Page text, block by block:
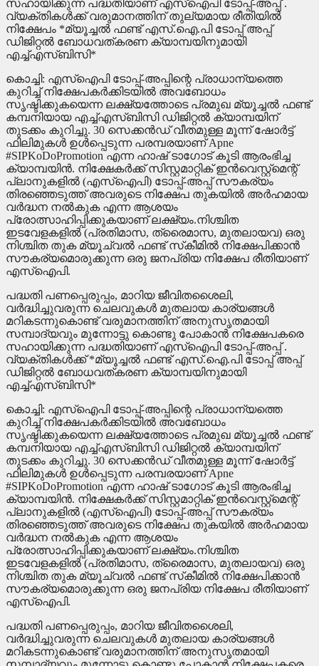
സഹായിക്കുന്ന പദ്ധതിയാണ് എസ്‌ഐപി ടോപ്പ്-അപ്പ് .
വ്യക്തികള്‍ക്ക് വരുമാനത്തിന് തുല്യമായ രീതിയില്‍
നിക്ഷേപം *മ്യൂച്ചല്‍ ഫണ്ട് എസ്.ഐ.പി ടോപ്പ് അപ്പ്
ഡിജിറ്റല്‍ ബോധവത്കരണ ക്യാമ്പയിനുമായി
എച്ച്എസ്ബിസി*
കൊച്ചി: എസ്‌ഐപി ടോപ്പ്-അപ്പിന്റെ പ്രാധാന്യത്തെ
കുറിച്ച് നിക്ഷേപകര്‍ക്കിടയില്‍ അവബോധം
സൃഷ്ടിക്കുകയെന്ന ലക്ഷ്യത്തോടെ പ്രമുഖ മ്യൂച്ചല്‍ ഫണ്ട്
കമ്പനിയായ എച്ച്എസ്ബിസി ഡിജിറ്റല്‍ ക്യാമ്പയിന്
തുടക്കം കുറിച്ചു. 30 സെക്കന്‍ഡ് വീതമുള്ള മൂന്ന് ഷോര്‍ട്ട്
ഫിലിമുകള്‍ ഉള്‍പ്പെടുന്ന പരമ്പരയാണ് Apne
#SIPKoDoPromotion എന്ന ഹാഷ് ടാഗോട് കൂടി ആരംഭിച്ച
ക്യാമ്പയിന്‍. നിക്ഷേകര്‍ക്ക് സിസ്റ്റമാറ്റിക് ഇന്‍വെസ്റ്റ്‌മെന്റ്
പ്ലാനുകളില്‍ (എസ്‌ഐപി) ടോപ്പ്-അപ്പ് സൗകര്യം
തിരഞ്ഞെടുത്ത് അവരുടെ നിക്ഷേപ തുകയില്‍ അര്‍ഹമായ
വര്‍ദ്ധന നല്‍കുക എന്ന ആശയം
പ്രോത്സാഹിപ്പിക്കുകയാണ് ലക്ഷ്യം.നിശ്ചിത
ഇടവേളകളില്‍ (പ്രതിമാസ, ത്രൈമാസ, മുതലായവ) ഒരു
നിശ്ചിത തുക മ്യൂച്വല്‍ ഫണ്ട് സ്‌കീമില്‍ നിക്ഷേപിക്കാന്‍
സൗകര്യമൊരുക്കുന്ന ഒരു ജനപ്രിയ നിക്ഷേപ രീതിയാണ്
എസ്‌ഐപി.
പദ്ധതി പണപ്പെരുപ്പം, മാറിയ ജീവിതശൈലി,
വര്‍ദ്ധിച്ചുവരുന്ന ചെലവുകള്‍ മുതലായ കാര്യങ്ങള്‍
മറികടന്നുകൊണ്ട് വരുമാനത്തിന് അനുസൃതമായി
സമ്പാദ്യവും മുന്നോട്ടു കൊണ്ടു പോകാന്‍ നിക്ഷേപകരെ
സഹായിക്കുന്ന പദ്ധതിയാണ് എസ്‌ഐപി ടോപ്പ്-അപ്പ് .
വ്യക്തികള്‍ക്ക് *മ്യൂച്ചല്‍ ഫണ്ട് എസ്.ഐ.പി ടോപ്പ് അപ്പ്
ഡിജിറ്റല്‍ ബോധവത്കരണ ക്യാമ്പയിനുമായി
എച്ച്എസ്ബിസി*
കൊച്ചി: എസ്‌ഐപി ടോപ്പ്-അപ്പിന്റെ പ്രാധാന്യത്തെ
കുറിച്ച് നിക്ഷേപകര്‍ക്കിടയില്‍ അവബോധം
സൃഷ്ടിക്കുകയെന്ന ലക്ഷ്യത്തോടെ പ്രമുഖ മ്യൂച്ചല്‍ ഫണ്ട്
കമ്പനിയായ എച്ച്എസ്ബിസി ഡിജിറ്റല്‍ ക്യാമ്പയിന്
തുടക്കം കുറിച്ചു. 30 സെക്കന്‍ഡ് വീതമുള്ള മൂന്ന് ഷോര്‍ട്ട്
ഫിലിമുകള്‍ ഉള്‍പ്പെടുന്ന പരമ്പരയാണ് Apne
#SIPKoDoPromotion എന്ന ഹാഷ് ടാഗോട് കൂടി ആരംഭിച്ച
ക്യാമ്പയിന്‍. നിക്ഷേകര്‍ക്ക് സിസ്റ്റമാറ്റിക് ഇന്‍വെസ്റ്റ്‌മെന്റ്
പ്ലാനുകളില്‍ (എസ്‌ഐപി) ടോപ്പ്-അപ്പ് സൗകര്യം
തിരഞ്ഞെടുത്ത് അവരുടെ നിക്ഷേപ തുകയില്‍ അര്‍ഹമായ
വര്‍ദ്ധന നല്‍കുക എന്ന ആശയം
പ്രോത്സാഹിപ്പിക്കുകയാണ് ലക്ഷ്യം.നിശ്ചിത
ഇടവേളകളില്‍ (പ്രതിമാസ, ത്രൈമാസ, മുതലായവ) ഒരു
നിശ്ചിത തുക മ്യൂച്വല്‍ ഫണ്ട് സ്‌കീമില്‍ നിക്ഷേപിക്കാന്‍
സൗകര്യമൊരുക്കുന്ന ഒരു ജനപ്രിയ നിക്ഷേപ രീതിയാണ്
എസ്‌ഐപി.
പദ്ധതി പണപ്പെരുപ്പം, മാറിയ ജീവിതശൈലി,
വര്‍ദ്ധിച്ചുവരുന്ന ചെലവുകള്‍ മുതലായ കാര്യങ്ങള്‍
മറികടന്നുകൊണ്ട് വരുമാനത്തിന് അനുസൃതമായി